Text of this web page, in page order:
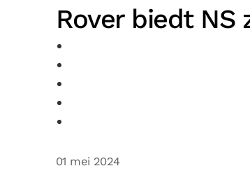
Rover biedt
01 mei 2024